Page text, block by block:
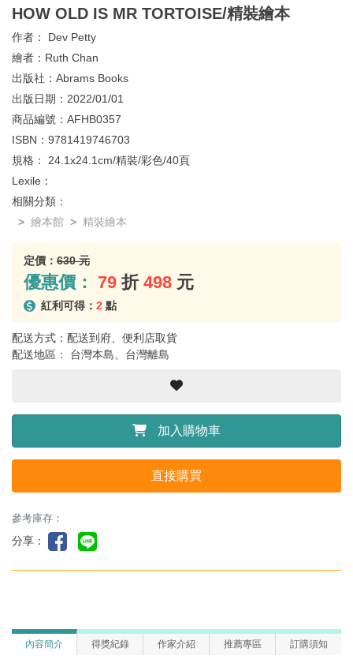
HOW OLD IS MR TORTOISE/精裝繪本
作者： Dev Petty
繪者： Ruth Chan
出版社： Abrams Books
出版日期： 2022/01/01
商品編號： AFHB0357
ISBN： 9781419746703
規格： 24.1x24.1cm/精裝/彩色/40頁
Lexile：
相關分類：
繪本館
精裝繪本
定價： 630 元
優惠價： 79 折 498 元
紅利可得： 2 點
配送方式：配送到府、便利店取貨
配送地區： 台灣本島、台灣離島
加入購物車
直接購買
參考庫存：
分享：
內容簡介 得獎紀錄 作家介紹 推薦專區 訂購須知